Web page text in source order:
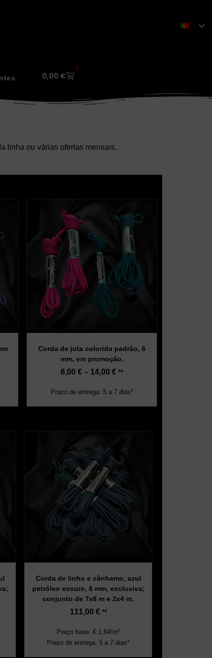
0,00 €
0
linha ou várias ofertas mensais.
Corda de juta colorida padrão, 6
mm, em promoção.
8,00 € – 14,00 € **
Prazo de entrega: 5 a 7 dias*
Corda de linho e cânhamo, azul
petróleo escuro, 6 mm, exclusiva;
conjunto de 7x8 m e 2x4 m.
111,00 € **
Preço base: € 1,64/m²
Prazo de entrega: 5 a 7 dias*